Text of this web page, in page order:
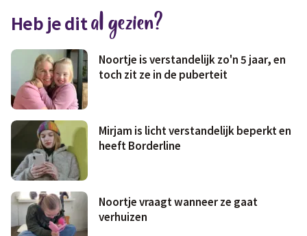
Geld & wetten
Heb je dital gezien?
Noortje is verstandelijk zo'n 5 jaar, en
toch zit ze in de puberteit
Mirjam is licht verstandelijk beperkt en
heeft Borderline
Noortje vraagt wanneer ze gaat
verhuizen